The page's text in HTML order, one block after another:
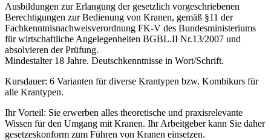
Ausbildungen zur Erlangung der gesetzlich vorgeschriebenen
Berechtigungen zur Bedienung von Kranen, gemäß §11 der
Fachkenntnisnachweisverordnung FK-V des Bundesministeriums
für wirtschaftliche Angelegenheiten BGBL.II Nr.13/2007 und
absolvieren der Prüfung.
Mindestalter 18 Jahre. Deutschkenntnisse in Wort/Schrift.
Kursdauer: 6 Varianten für diverse Krantypen bzw. Kombikurs für
alle Krantypen.
Ihr Vorteil: Sie erwerben alles theoretische und praxisrelevante
Wissen für den Umgang mit Kranen. Ihr Arbeitgeber kann Sie daher
gesetzeskonform zum Führen von Kranen einsetzen.